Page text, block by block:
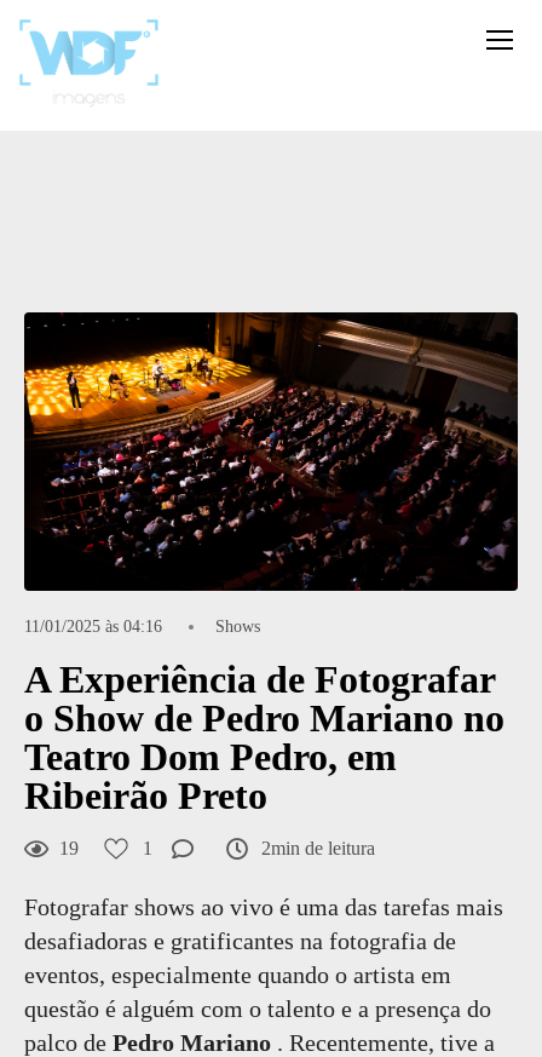
11/01/2025 às 04:16 Shows
A Experiência de Fotografar
o Show de Pedro Mariano no
Teatro Dom Pedro, em
Ribeirão Preto
19 1 2min de leitura
Fotografar shows ao vivo é uma das tarefas mais
desafiadoras e gratificantes na fotografia de
eventos, especialmente quando o artista em
questão é alguém com o talento e a presença do
palco de Pedro Mariano . Recentemente, tive a